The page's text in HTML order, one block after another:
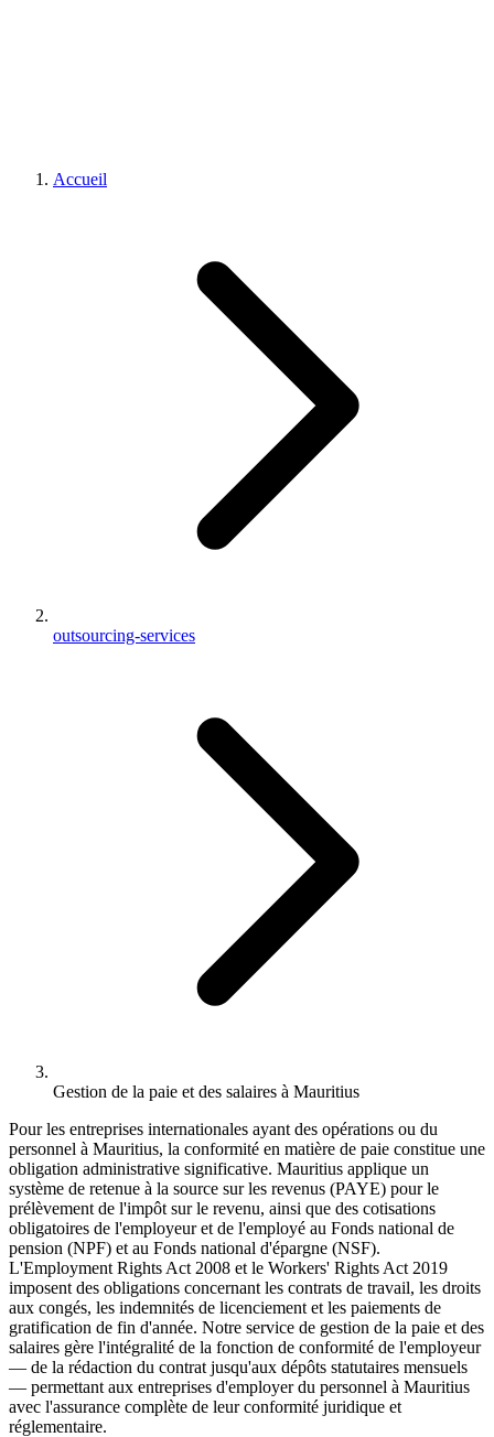
Accueil
outsourcing-services
Gestion de la paie et des salaires à Mauritius
Pour les entreprises internationales ayant des opérations ou du
personnel à Mauritius, la conformité en matière de paie constitue une
obligation administrative significative. Mauritius applique un
système de retenue à la source sur les revenus (PAYE) pour le
prélèvement de l'impôt sur le revenu, ainsi que des cotisations
obligatoires de l'employeur et de l'employé au Fonds national de
pension (NPF) et au Fonds national d'épargne (NSF).
L'Employment Rights Act 2008 et le Workers' Rights Act 2019
imposent des obligations concernant les contrats de travail, les droits
aux congés, les indemnités de licenciement et les paiements de
gratification de fin d'année. Notre service de gestion de la paie et des
salaires gère l'intégralité de la fonction de conformité de l'employeur
— de la rédaction du contrat jusqu'aux dépôts statutaires mensuels
— permettant aux entreprises d'employer du personnel à Mauritius
avec l'assurance complète de leur conformité juridique et
réglementaire.